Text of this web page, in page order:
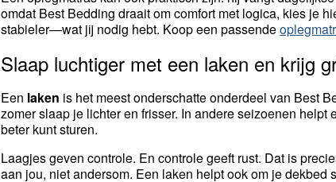
omdat Best Bedding draait om comfort met logica, kies je
stabieler—wat jij nodig hebt. Koop een passende
Slaap luchtiger met een laken en krijg
Een laken is het meest onderschatte onderdeel van Best
zomer slaap je lichter en frisser. In andere seizoenen
beter kunt sturen.
Laagjes geven controle. En controle geeft rust. Dat is
aan jou, niet andersom. Een laken helpt ook om je